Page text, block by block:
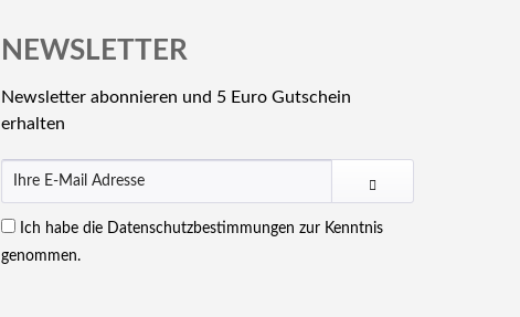
NEWSLETTER
Newsletter abonnieren und 5 Euro Gutschein
erhalten
Ich habe die Datenschutzbestimmungen zur Kenntnis
genommen.